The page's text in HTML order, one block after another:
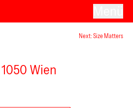
Next: Size Matters
Wien